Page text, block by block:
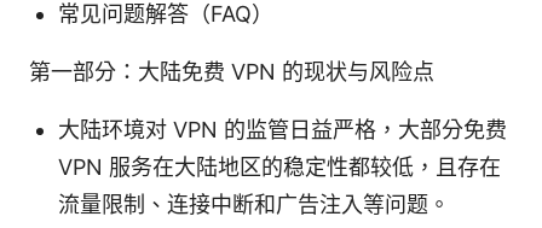
常见问题解答（FAQ）
第一部分：大陆免费 VPN 的现状与风险点
大陆环境对 VPN 的监管日益严格，大部分免费
VPN 服务在大陆地区的稳定性都较低，且存在
流量限制、连接中断和广告注入等问题。